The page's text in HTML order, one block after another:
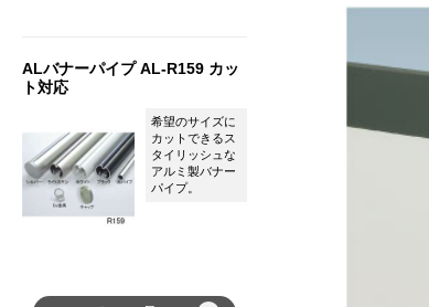
ALバナーパイプ AL-R159 カッ
ト対応
希望のサイズに
カットできるス
タイリッシュな
アルミ製バナー
パイプ。